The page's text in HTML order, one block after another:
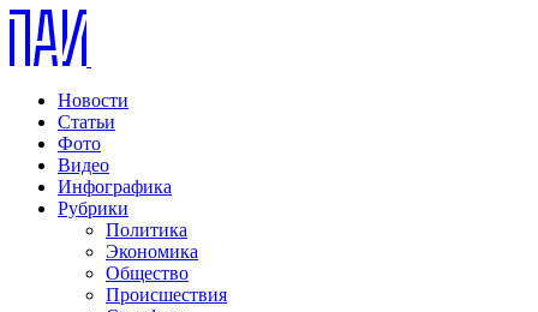
Новости
Статьи
Фото
Видео
Инфографика
Рубрики
Политика
Экономика
Общество
Происшествия